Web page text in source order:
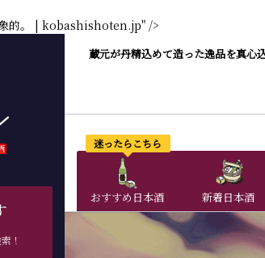
的。 | kobashishoten.jp" />
！
蔵元が丹精込めて造った逸品を真心
おすすめ日本酒
迷ったらこちら
新着日本酒